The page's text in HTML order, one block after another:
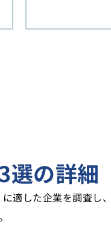
選の詳細
適した企業を調査し